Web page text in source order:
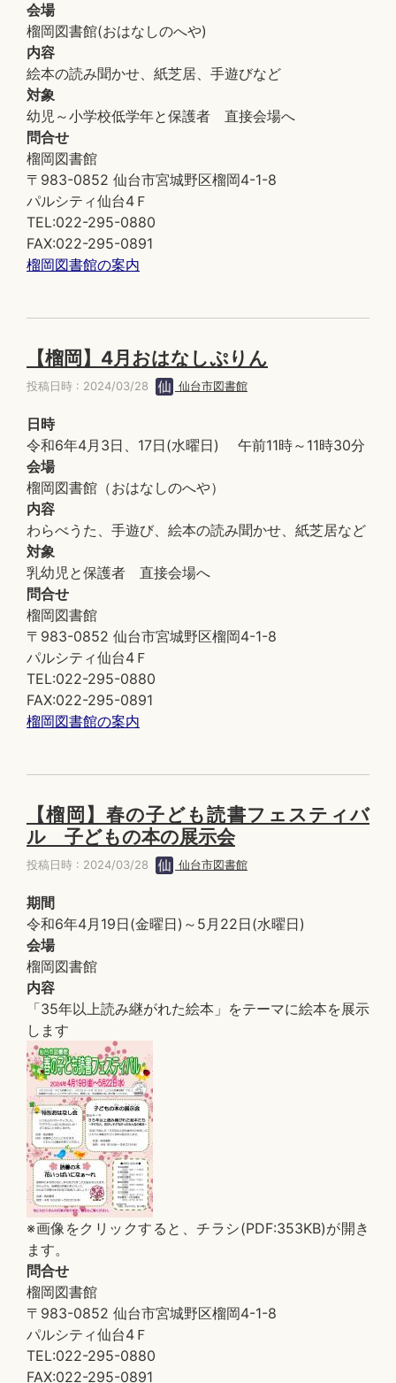
会場
榴岡図書館(おはなしのへや)
内容
絵本の読み聞かせ、紙芝居、手遊びなど
対象
幼児～小学校低学年と保護者 直接会場へ
問合せ
榴岡図書館
〒983-0852 仙台市宮城野区榴岡4-1-8
パルシティ仙台4Ｆ
TEL:022-295-0880
FAX:022-295-0891
榴岡図書館の案内
【榴岡】4月おはなしぷりん
投稿日時 : 2024/03/28 仙台市図書館
日時
令和6年4月3日、17日(水曜日) 午前11時～11時30分
会場
榴岡図書館（おはなしのへや）
内容
わらべうた、手遊び、絵本の読み聞かせ、紙芝居など
対象
乳幼児と保護者 直接会場へ
問合せ
榴岡図書館
〒983-0852 仙台市宮城野区榴岡4-1-8
パルシティ仙台4Ｆ
TEL:022-295-0880
FAX:022-295-0891
榴岡図書館の案内
【榴岡】春の子ども読書フェスティバ
ル 子どもの本の展示会
投稿日時 : 2024/03/28 仙台市図書館
期間
令和6年4月19日(金曜日)～5月22日(水曜日)
会場
榴岡図書館
内容
「35年以上読み継がれた絵本」をテーマに絵本を展示
します
※画像をクリックすると、チラシ(PDF:353KB)が開き
ます。
問合せ
榴岡図書館
〒983-0852 仙台市宮城野区榴岡4-1-8
パルシティ仙台4Ｆ
TEL:022-295-0880
FAX:022-295-0891